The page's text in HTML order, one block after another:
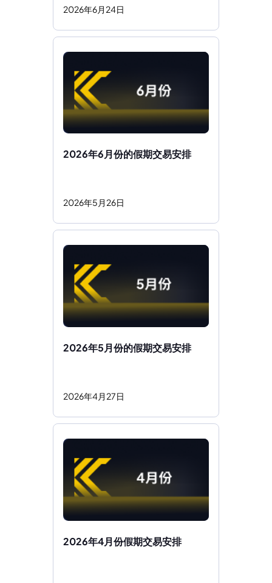
2026年6月 24日
2026年6月份的假期交易安排
2026年5 月 26日
2026年5月份的假期交易安排
2026年4月 27日
2026年4月份假期交易安排